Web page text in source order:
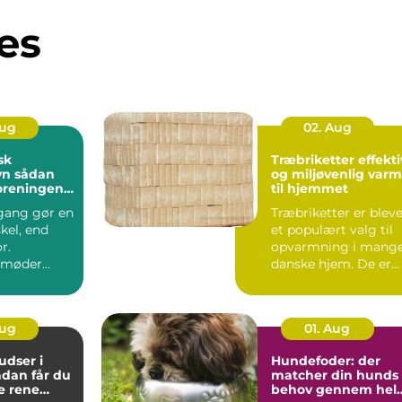
gør en
end
02. Aug
Træbriketter effektiv
og miljøvenlig
til hjemmet
Træbriketter er
et populært valg til
opvarmning i
danske hjem. De er
i
rene
01. Aug
Hundefoder: der
matcher din hunds
behov gennem